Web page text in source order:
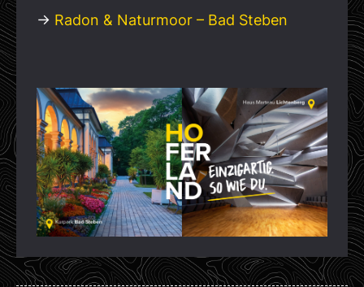
→ Radon & Naturmoor – Bad Steben